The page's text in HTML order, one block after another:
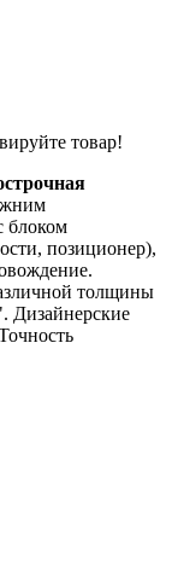
товар!
блоком
позиционер),
толщины
Дизайнерские